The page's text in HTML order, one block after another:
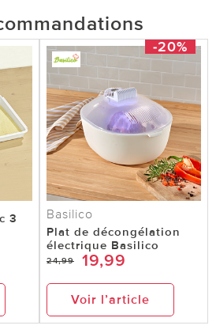
3
-20%
Basilico
Plat de décongélation
électrique Basilico
24,99 19,99
Voir l’article